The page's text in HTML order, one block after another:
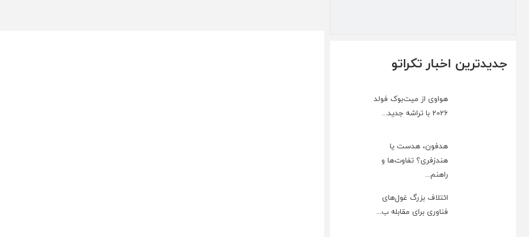
جدیدترین اخبار تکراتو
هواوی از میت‌بوک فولد
2026 با تراشه جدید...
هدفون، هدست یا
هندزفری؟ تفاوت‌ها و
راهنم...
ائتلاف بزرگ غول‌های
فناوری برای مقابله ب...